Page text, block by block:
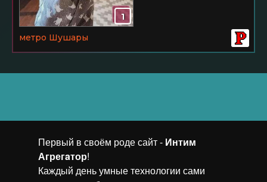
1
метро Шушары
Первый в своём роде сайт - Интим
Агрегaтор!
Каждый день умные технологии сами